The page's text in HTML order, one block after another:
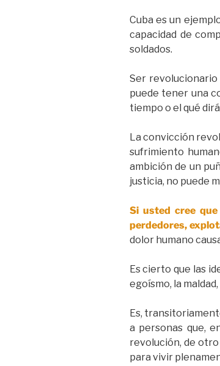
Cuba es un
capacidad de
soldados.
Ser revolucionario
puede tener una
tiempo o el qué
La convicción
sufrimiento
ambición de un
justicia, no puede
Si usted cree
perdedores,
dolor humano
Es cierto que las
egoísmo, la
Es,
a personas que,
revolución, de otro
para vivir